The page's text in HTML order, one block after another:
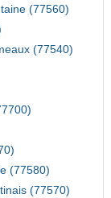
(77560)
(77540)
(77580)
(77570)